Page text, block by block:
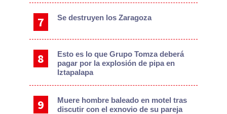
Se destruyen los Zaragoza
Esto es lo que Grupo Tomza deberá
pagar por la explosión de pipa en
Iztapalapa
Muere hombre baleado en motel tras
discutir con el exnovio de su pareja